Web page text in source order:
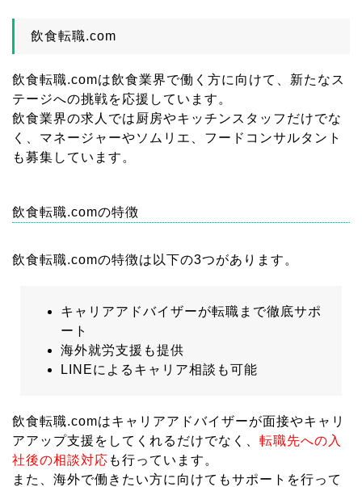
飲食転職.com
飲食転職.comは飲食業界で働く方に向けて、新たなス
テージへの挑戦を応援しています。
飲食業界の求人では厨房やキッチンスタッフだけでな
く、マネージャーやソムリエ、フードコンサルタント
も募集しています。
飲食転職.comの特徴
飲食転職.comの特徴は以下の3つがあります。
キャリアアドバイザーが転職まで徹底サポ
ート
海外就労支援も提供
LINEによるキャリア相談も可能
飲食転職.comはキャリアアドバイザーが面接やキャリ
アアップ支援をしてくれるだけでなく、 転職先への入
社後の相談対応 も行っています。
また、海外で働きたい方に向けてもサポートを行って